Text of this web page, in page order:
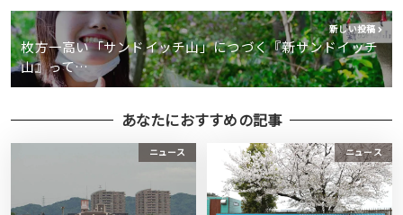
新しい投稿
枚方一高い「サンドイッチ山」につづく『新サンドイッチ
山』って…
あなたにおすすめの記事
ニュース ニュース